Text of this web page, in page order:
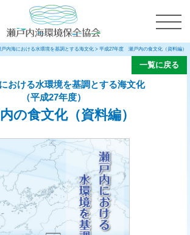
戸内海における水環境を基調とする海文化 > 平成27年度 瀬戸内の食文化（資料編）
おける水環境を基調とする海文化
（平成27年度）
の食文化（資料編）
一覧に戻る